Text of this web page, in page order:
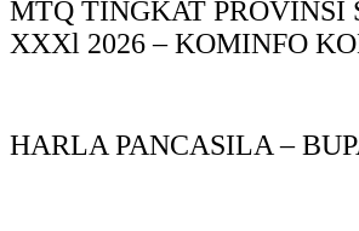
MTQ TINGKAT PROVINSI
XXXl 2026 – KOMINFO
HARLA PANCASILA –